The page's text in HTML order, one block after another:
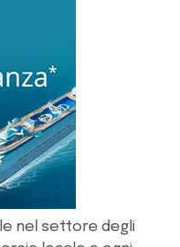
nel settore degli